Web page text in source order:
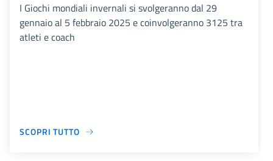
I Giochi mondiali invernali si svolgeranno dal 29
gennaio al 5 febbraio 2025 e coinvolgeranno 3125 tra
atleti e coach
SCOPRI TUTTO